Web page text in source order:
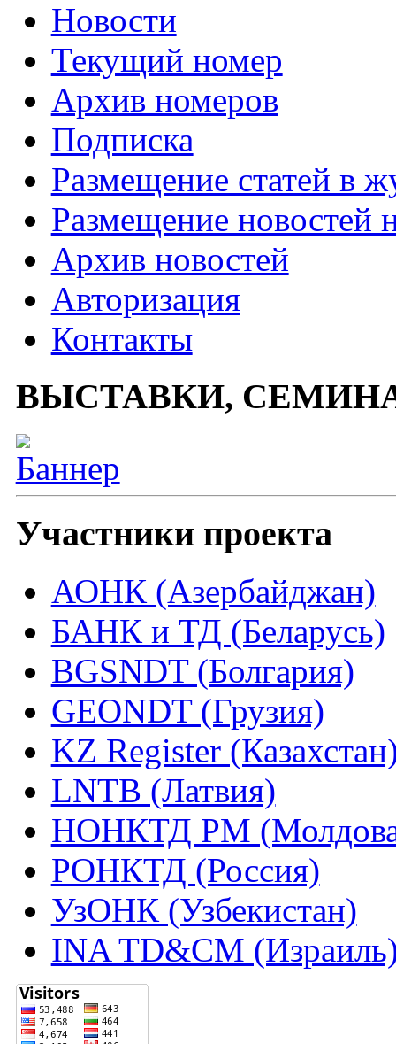
Новости
Текущий номер
Архив номеров
Подписка
Размещение статей в
Размещение новостей
Архив новостей
Авторизация
Контакты
ВЫСТАВКИ,
Участники проекта
АОНК (Азербайджан)
БАНК и ТД (Беларусь)
BGSNDT (Болгария)
GEONDT (Грузия)
KZ Register
LNTB (Латвия)
НОНКТД РМ
РОНКТД (Россия)
УзОНК (Узбекистан)
INA TD&CM